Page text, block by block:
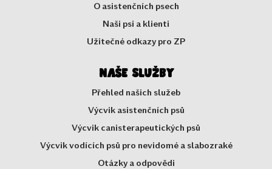
O asistenčních psech
Naši psi a klienti
Užitečné odkazy pro ZP
Naše služby
Přehled našich služeb
Výcvik asistenčních psů
Výcvik canisterapeutických psů
Výcvik vodících psů pro nevidomé a slabozraké
Otázky a odpovědi